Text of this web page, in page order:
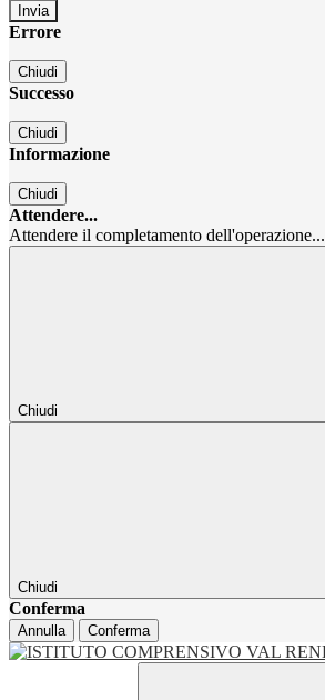
Errore
Chiudi
Successo
Chiudi
Informazione
Chiudi
Attendere...
Attendere il completamento dell'operazione...
Chiudi
Chiudi
Conferma
Annulla Conferma